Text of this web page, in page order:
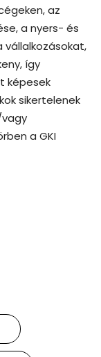
az
a nyers- és
vállalkozásokat,
így
képesek
sikertelenek
a GKI